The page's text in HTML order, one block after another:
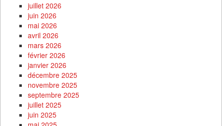
juillet 2026
juin 2026
mai 2026
avril 2026
mars 2026
février 2026
janvier 2026
décembre 2025
novembre 2025
septembre 2025
juillet 2025
juin 2025